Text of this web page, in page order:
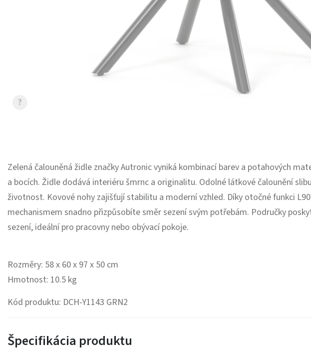
?
Zelená čalouněná židle značky Autronic vyniká kombinací barev a potahových
a bocích. Židle dodává interiéru šmrnc a originalitu. Odolné látkové čalounění
životnost. Kovové nohy zajišťují stabilitu a moderní vzhled. Díky otočné funkci
mechanismem snadno přizpůsobíte směr sezení svým potřebám. Područky
sezení, ideální pro pracovny nebo obývací pokoje.
Rozměry: 58 x 60 x 97 x 50 cm
Hmotnost: 10.5 kg
Kód produktu: DCH-Y1143 GRN2
Špecifikácia produktu